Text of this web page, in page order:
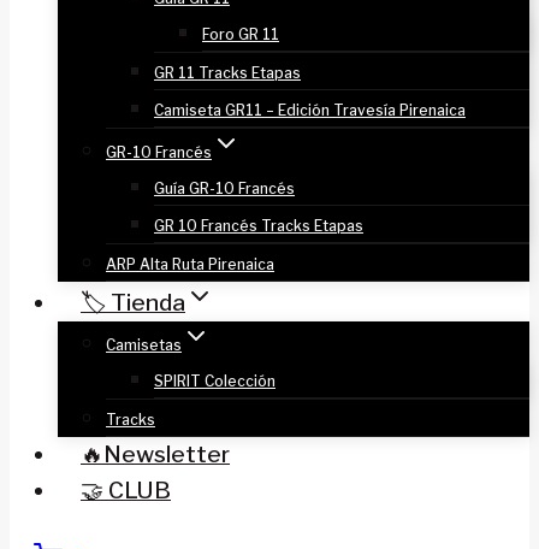
Foro GR 11
GR 11 Tracks Etapas
Camiseta GR11 – Edición Travesía Pirenaica
GR-10 Francés
Guía GR-10 Francés
GR 10 Francés Tracks Etapas
ARP Alta Ruta Pirenaica
🏷️ Tienda
Camisetas
SPIRIT Colección
Tracks
🔥Newsletter
🤝 CLUB